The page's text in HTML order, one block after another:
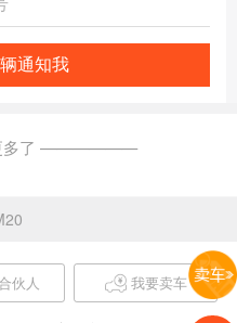
通知我
了 ——————
伙人 我要卖车